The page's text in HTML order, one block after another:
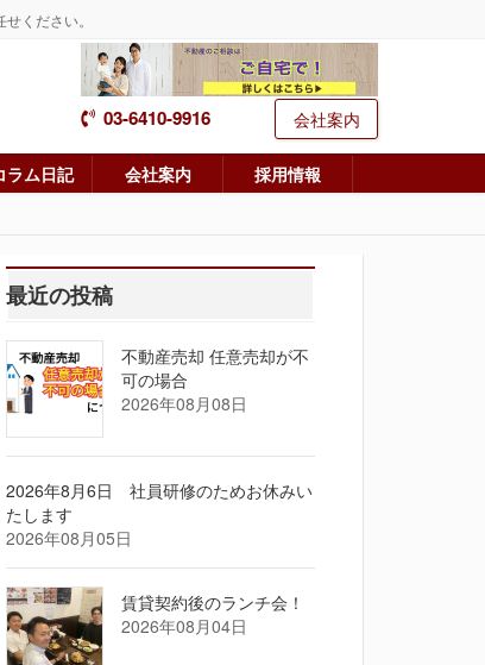
ください。
03-6410-9916 会社案内
ラム日記 会社案内 採用情報
最近の投稿
不動産売却 任意売却が不
可の場合
2026年08月08日
2026年8月6日 社員研修のためお休みい
たします
2026年08月05日
賃貸契約後のランチ会！
2026年08月04日